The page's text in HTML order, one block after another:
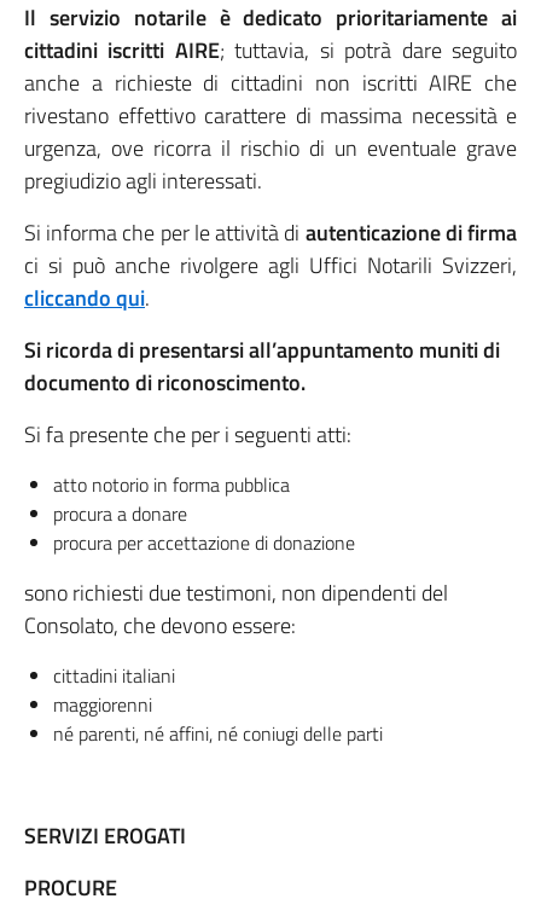
Il servizio notarile è dedicato prioritariamente ai
cittadini iscritti AIRE; tuttavia, si potrà dare seguito
anche a richieste di cittadini non iscritti AIRE che
rivestano effettivo carattere di massima necessità e
urgenza, ove ricorra il rischio di un eventuale grave
pregiudizio agli interessati.
Si informa che per le attività di autenticazione di firma
ci si può anche rivolgere agli Uffici Notarili Svizzeri,
cliccando qui.
Si ricorda di presentarsi all’appuntamento muniti di
documento di riconoscimento.
Si fa presente che per i seguenti atti:
atto notorio in forma pubblica
procura a donare
procura per accettazione di donazione
sono richiesti due testimoni, non dipendenti del
Consolato, che devono essere:
cittadini italiani
maggiorenni
né parenti, né affini, né coniugi delle parti
SERVIZI EROGATI
PROCURE